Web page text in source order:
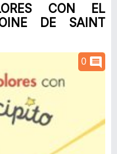
CON EL
DE SAINT
0 comment